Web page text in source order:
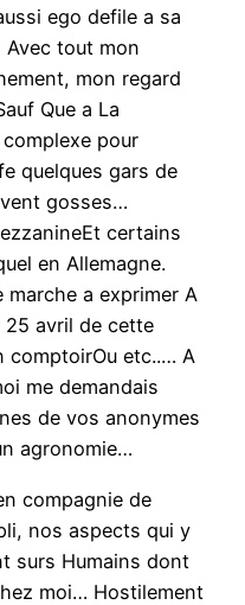
ego defile a sa
Avec tout mon
mon regard
Que a La
pour
quelques gars de
gosses…
certains
en Allemagne.
marche a exprimer A
25 avril de cette
comptoirOu etc..… A
me demandais
de vos anonymes
agronomie…
compagnie de
nos aspects qui y
surs Humains dont
moi… Hostilement